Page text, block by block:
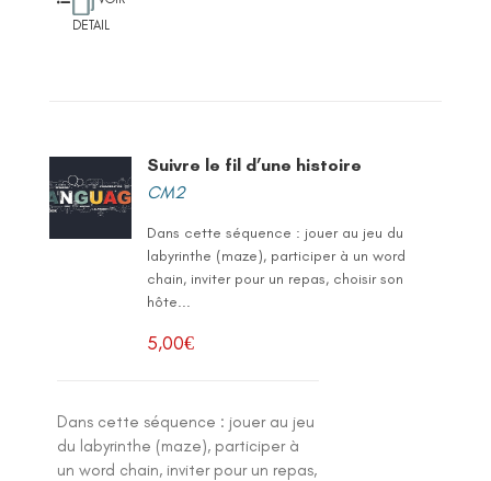
DETAIL
Suivre le fil d’une histoire
CM2
Dans cette séquence : jouer au jeu du
labyrinthe (maze), participer à un word
chain, inviter pour un repas, choisir son
hôte...
5,00€
Dans cette séquence : jouer au jeu
du labyrinthe (maze), participer à
un word chain, inviter pour un repas,